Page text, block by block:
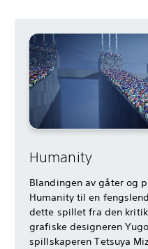
Humanity
Blandingen av gåter og
Humanity til en
dette spillet fra den
grafiske designeren
spillskaperen Tetsuya